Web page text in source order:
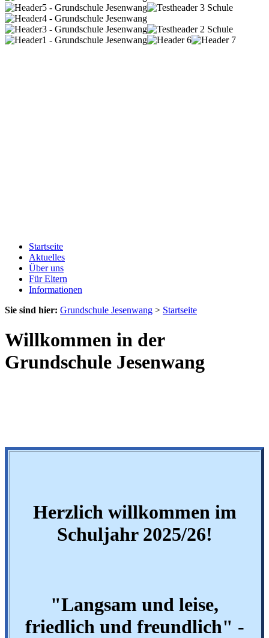
Startseite
Aktuelles
Über uns
Für Eltern
Informationen
Sie sind hier: Grundschule Jesenwang > Startseite
Willkommen in der
Grundschule Jesenwang
Herzlich willkommen im
Schuljahr 2025/26!
"Langsam und leise,
friedlich und freundlich" -